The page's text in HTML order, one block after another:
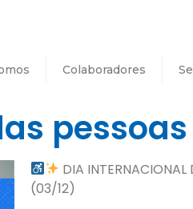
Colaboradores
DIA INTERNACIONAL
(03/12)